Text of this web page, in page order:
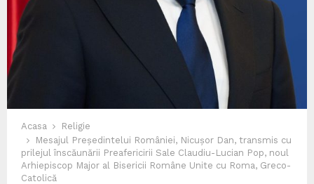
Acasa
Religie
Mesajul Președintelui României, Nicușor Dan, transmis cu
prilejul înscăunării Preafericirii Sale Claudiu-Lucian Pop, noul
Arhiepiscop Major al Bisericii Române Unite cu Roma, Greco-
Catolică